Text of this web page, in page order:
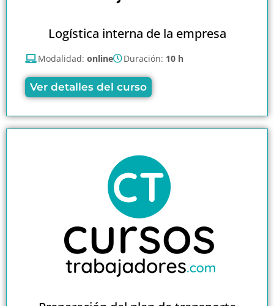
Logística interna de la empresa
Modalidad: online Duración: 10 h
Ver detalles del curso